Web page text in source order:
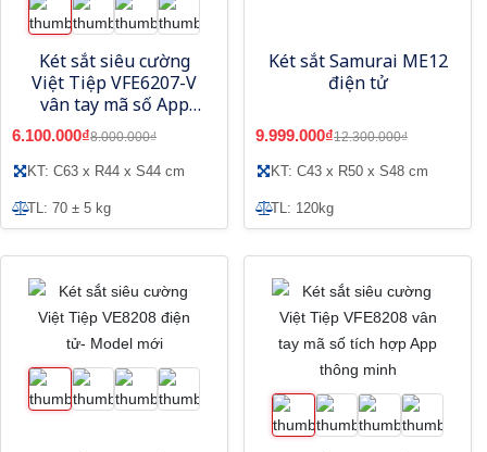
Két sắt siêu cường
Việt Tiệp VFE6207-V
vân tay mã số App
thông minh-Model
mới
6.100.000₫8.000.000₫
KT: C63 x R44 x S44 cm
TL: 70 ± 5 kg
Két sắt Samurai ME12
điện tử
9.999.000₫12.300.000₫
KT: C43 x R50 x S48 cm
TL: 120kg